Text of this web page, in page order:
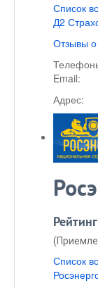
Список
Д2
Отзывы
Email:
Адрес:
Список